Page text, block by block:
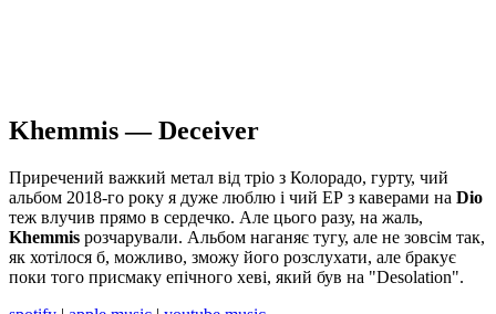
Khemmis — Deceiver
Приречений важкий метал від тріо з Колорадо, гурту, чий
альбом 2018-го року я дуже люблю і чий ЕР з каверами на Dio
теж влучив прямо в сердечко. Але цього разу, на жаль,
Khemmis розчарували. Альбом наганяє тугу, але не зовсім так,
як хотілося б, можливо, зможу його розслухати, але бракує
поки того присмаку епічного хеві, який був на "Desolation".